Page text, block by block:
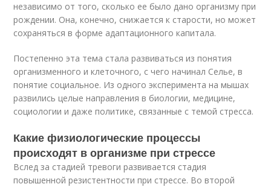
независимо от того, сколько ее было дано организму при
рождении. Она, конечно, снижается к старости, но может
сохраняться в форме адаптационного капитала.
Постепенно эта тема стала развиваться из понятия
организменного и клеточного, с чего начинал Селье, в
понятие социальное. Из одного эксперимента на мышах
развились целые направления в биологии, медицине,
социологии и даже политике, связанные с темой стресса.
Какие физиологические процессы
происходят в организме при стрессе
Вслед за стадией тревоги развивается стадия
повышенной резистентности при стрессе. Во второй